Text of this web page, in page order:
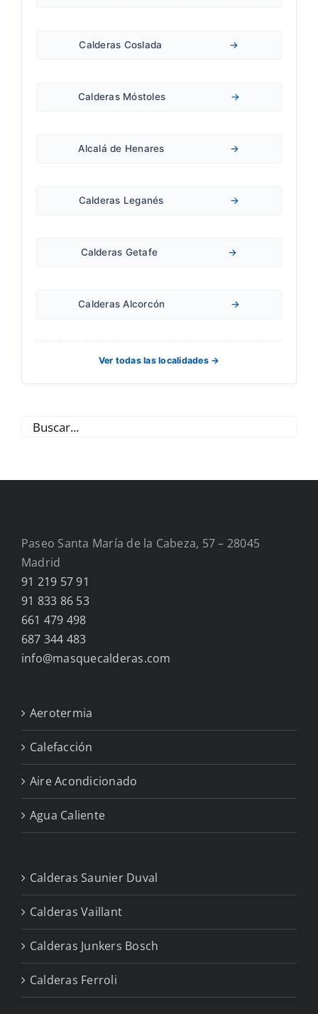
Calderas Coslada →
Calderas Móstoles →
Alcalá de Henares →
Calderas Leganés →
Calderas Getafe →
Calderas Alcorcón →
Ver todas las localidades →
Paseo Santa María de la Cabeza, 57 – 28045
Madrid
91 219 57 91
91 833 86 53
661 479 498
687 344 483
info@masquecalderas.com
Aerotermia
Calefacción
Aire Acondicionado
Agua Caliente
Calderas Saunier Duval
Calderas Vaillant
Calderas Junkers Bosch
Calderas Ferroli